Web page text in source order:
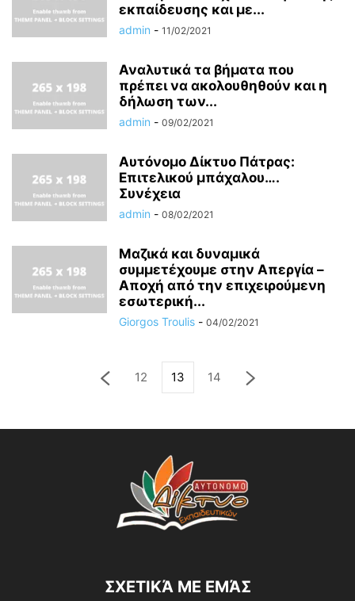
εκπαίδευσης και με...
admin - 11/02/2021
Αναλυτικά τα βήματα που
πρέπει να ακολουθηθούν και η
δήλωση των...
admin - 09/02/2021
Αυτόνομο Δίκτυο Πάτρας:
Επιτελικού μπάχαλου….
Συνέχεια
admin - 08/02/2021
Μαζικά και δυναμικά
συμμετέχουμε στην Απεργία –
Αποχή από την επιχειρούμενη
εσωτερική...
Giorgos Troulis - 04/02/2021
12 13 14
ΣΧΕΤΙΚΆ ΜΕ ΕΜΆΣ